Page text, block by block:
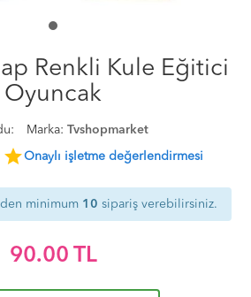
Renkli Kule Eğitici
Oyuncak
Marka: Tvshopmarket
starOnaylı işletme değerlendirmesi
minimum 10 sipariş verebilirsiniz.
90.00 TL